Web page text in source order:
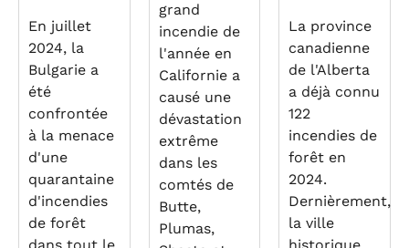
En juillet
2024, la
Bulgarie a
été
confrontée
à la menace
d'une
quarantaine
d'incendies
de forêt
grand
incendie de
l'année en
Californie a
causé une
dévastation
extrême
dans les
comtés de
Butte,
Plumas,
La province
canadienne
de l'Alberta
a déjà connu
122
incendies de
forêt en
2024.
Dernièrement,
la ville